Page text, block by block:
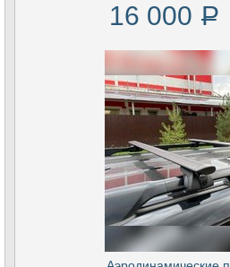
16 000 Р